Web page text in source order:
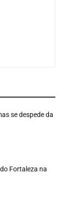
se despede da
Fortaleza na